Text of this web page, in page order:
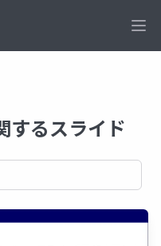
するスライド